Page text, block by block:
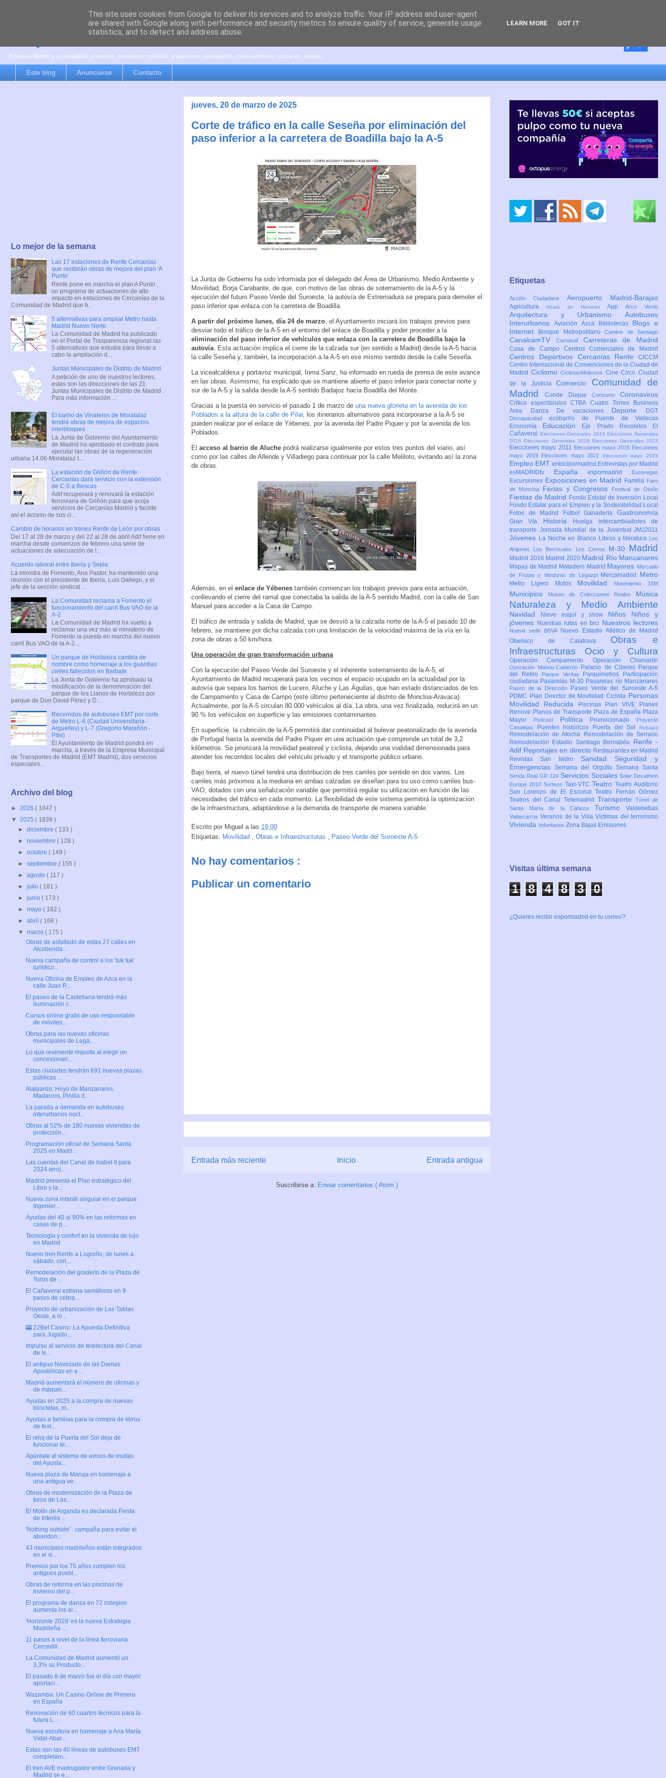
es por madrid
El blog de Madrid y su actualidad, proyectos, transporte, movilidad, arquitectura, participación, medio ambiente, educación, empleo, ...
Este blog Anunciarse Contacto
jueves, 20 de marzo de 2025
Corte de tráfico en la calle Seseña por eliminación del
paso inferior a la carretera de Boadilla bajo la A-5
La Junta de Gobierno ha sido informada por el delegado del Área de Urbanismo, Medio Ambiente y
Movilidad, Borja Carabante, de que, con motivo de las obras de soterramiento de la A-5 y la
ejecución del futuro Paseo Verde del Suroeste, la autovía de Extremadura se prepara para demoler el
paso inferior que enlaza con la carretera de Boadilla.
A partir del próximo lunes, día 24 de marzo , el Ayuntamiento iniciará los trabajos previos para
desviar todo el tráfico de la A-5 en el entorno del enlace de Boadilla y poder proceder a la
eliminación del paso inferior de vehículos que enlaza con la carretera de Boadilla bajo la
autovía . Esta actuación implica el cierre de la calzada sur (en sentido a Madrid) desde la A-5 hacia
la calle Seseña y, también, la incorporación a la A-5 en ese mismo sentido desde la calle Seseña.
La vicealcaldesa y portavoz municipal, Inma Sanz, ha informado en rueda de prensa de este avance
en las obras. Asimismo, ha explicado que se mantiene abierto el paso inferior para conectar norte y
sur de la A-5 y la salida desde la A-5 sentido Badajoz hacia Boadilla del Monte.
Gracias a la puesta en servicio el pasado 1 de marzo de una nueva glorieta en la avenida de los
Poblados a la altura de la calle de Pilar, los itinerarios alternativos para incorporarse a la A-5 se
pueden realizar por el enlace de Yébenes, por la avenida del Padre Piquer y por la avenida de los
Poblados.
El acceso al barrio de Aluche podrá realizarse igualmente por estos tres puntos del viario, así
como por las calles de Allende y Villadiego para continuar por la calle Meliloto, evitando así la zona
de obras.
Además, en el enlace de Yébenes también comienzan los trabajos previos para esta actuación,
conllevando el cierre del ramal que conectaba la salida de la A-5 sentido Madrid, con la calle de San
Manuel para acceder a la Casa de Campo.
El tráfico de entrada y salida de Madrid, que se desvió a la calzada norte de la A-5 el pasado 10 de
febrero, se mantiene por dicha calzada con una limitación de la velocidad máxima de la vía en la
zona de obras a 50 km/hora.
Una operación de gran transformación urbana
Con la ejecución del Paseo Verde del Suroeste y el inherente soterramiento de la A-5, el
Ayuntamiento de Madrid recuperará para los vecinos el espacio ocupado en la actualidad por la
autovía que separa los barrios de Lucero, Aluche y Las Águilas, que han estado distanciados de los
de Campamento y Casa de Campo (este último perteneciente al distrito de Moncloa-Aravaca).
Actualmente, por la A-5 circulan 80.000 vehículos al día. La obra, una vez finalizada, reducirá en un
90 % los vehículos en superficie y las emisiones contaminantes.
En superficie, la cubrición de la A-5 permitirá dar continuidad al bulevar peatonalizado de la avenida
de Portugal hasta la avenida del Padre Piquer en una actuación que comprende un total de 3,2
kilómetros. Se priorizará la movilidad peatonal y ciclista, dejando una vialidad dimensionada para
atender los recorridos locales del vehículo privado y el transporte público urbano.
Bajo tierra, el nuevo túnel tendrá una distribución de tres carriles por sentido en dos vanos. Los
carriles más próximos a la mediana en ambas calzadas se diseñan para su uso como carriles bus-
VAO, dotados con una señalización variable que permitirá regular su utilización en función de las
necesidades del tráfico en cada momento. La flexibilidad de este sistema permitirá la optimización
de la infraestructura, adaptándose a la demanda de transporte de manera variable.
Escrito por Miguel a las 19:00
Etiquetas: Movilidad , Obras e Infraestructuras , Paseo Verde del Suroeste A-5
No hay comentarios :
Publicar un comentario
Entrada más reciente Entrada antigua
Inicio
Suscribirse a: Enviar comentarios ( Atom )
Lo mejor de la semana
Las 17 estaciones de Renfe Cercanías
que recibirán obras de mejora del plan 'A
Punto'
Renfe pone en marcha el plan A Punto ,
un programa de actuaciones de alto
impacto en estaciones de Cercanías de la
Comunidad de Madrid que b...
5 alternativas para ampliar Metro hasta
Madrid Nuevo Norte
La Comunidad de Madrid ha publicado
en el Portal de Trasparencia regional las
5 alternativas que estudia para llevar a
cabo la ampliación d...
Juntas Municipales de Distrito de Madrid
A petición de uno de nuestros lectores,
estas son las direcciones de las 21
Juntas Municipales de Distrito de Madrid .
Para más información ...
El barrio de Vinateros de Moratalaz
tendrá obras de mejora de espacios
interbloques
La Junta de Gobierno del Ayuntamiento
de Madrid ha aprobado el contrato para
ejecutar las obras de la regeneración
urbana 14.06-Moratalaz I...
La estación de Griñón de Renfe
Cercanías dará servicio con la extensión
de C-5 a Illescas
Adif recuperará y renovará la estación
ferroviaria de Griñón para que acoja
servicios de Cercanías Madrid y facilite
así el acceso de sus ci...
Cambio de horarios en trenes Renfe de León por obras
Del 17 al 28 de marzo y del 22 al 28 de abril Adif tiene en
marcha desde comienzos de febrero una serie de
actuaciones de adecuación de l...
Acuerdo laboral entre Iberia y Sepla
La ministra de Fomento, Ana Pastor, ha mantenido una
reunión con el presidente de Iberia, Luis Gallego, y el
jefe de la sección sindical ...
La Comunidad reclama a Fomento el
funcionamiento del carril Bus VAO de la
A-2
La Comunidad de Madrid ha vuelto a
reclamar una vez más al ministerio de
Fomento la puesta en marcha del nuevo
carril Bus VAO de la A-2...
Un parque de Hortaleza cambia de
nombre como homenaje a los guardias
civiles fallecidos en Barbate
La Junta de Gobierno ha aprobado la
modificación de la denominación del
parque de los Llanos de Hortaleza por
parque de Don David Pérez y D...
Recorridos de autobuses EMT por corte
de Metro L-6 (Ciudad Universitaria -
Argüelles) y L-7 (Gregorio Marañón -
Pitis)
El Ayuntamiento de Madrid pondrá en
marcha, a través de la Empresa Municipal
de Transportes de Madrid (EMT Madrid), dos servicios
especiales...
Archivo del blog
► 2026 ( 1047 )
▼ 2025 ( 1839 )
►diciembre( 133 )
►noviembre( 128 )
►octubre( 149 )
►septiembre( 155 )
►agosto( 117 )
►julio( 181 )
►junio( 173 )
►mayo( 162 )
►abril( 168 )
▼marzo( 175 )
Obras de asfaltado de estas 27 calles en
Alcobenda...
Nueva campaña de control a los ‘tuk tuk’
turístico...
Nueva Oficina de Empleo de Azca en la
calle Juan R...
El paseo de la Castellana tendrá más
iluminación c...
Cursos online gratis de uso responsable
de móviles...
Obras para las nuevas oficinas
municipales de Lega...
Lo que realmente importa al elegir un
concesionari...
Estas ciudades tendrán 691 nuevas plazas
públicas ...
Alalpardo, Hoyo de Manzanares,
Madarcos, Pinilla d...
La parada a demanda en autobuses
interurbanos noct...
Obras al 52% de 180 nuevas viviendas de
protección...
Programación oficial de Semana Santa
2025 en Madri...
Las cuentas del Canal de Isabel II para
2024 arroj...
Madrid presenta el Plan estratégico del
Libro y la...
Nueva zona infantil singular en el parque
Ingenier...
Ayudas del 40 al 90% en las reformas en
casas de p...
Tecnología y confort en la vivienda de lujo
en Madrid
Nuevo tren Renfe a Logroño, de lunes a
sábado, con...
Remodelación del graderío de la Plaza de
Toros de ...
El Cañaveral estrena semáforos en 9
pasos de cebra...
Proyecto de urbanización de Las Tablas
Oeste, a lo...
🎰 22Bet Casino: La Apuesta Definitiva
para Jugado...
Impulso al servicio de telelectura del Canal
de Is...
El antiguo Noviciado de las Damas
Apostólicas en e...
Madrid aumentará el número de oficinas y
de máquin...
Ayudas en 2025 a la compra de nuevas
bicicletas, m...
Ayudas a familias para la compra de libros
de text...
El reloj de la Puerta del Sol deja de
funcionar te...
Apúntate al sistema de avisos de multas
del Ayunta...
Nueva plaza de Maruja en homenaje a
una antigua ve...
Obras de modernización de la Plaza de
toros de Las...
El Motín de Arganda es declarada Fiesta
de Interés...
'Nothing outside' : campaña para evitar el
abandon...
43 municipios madrileños están integrados
en el si...
Premios por los 75 años cumplen los
antiguos puebl...
Obras de reforma en las piscinas de
invierno del p...
El programa de danza en 72 colegios
aumenta los al...
'Horizonte 2028' es la nueva Estrategia
Madrileña ...
11 pasos a nivel de la línea ferroviaria
Cercedill...
La Comunidad de Madrid aumentó un
3,3% su Producto...
El pasado 8 de marzo fue el día con mayor
aportaci...
Wazamba: Un Casino Online de Primera
en España
Renovación de 60 cuartos técnicos para la
futura L...
Nueva escultura en homenaje a Ana María
Vidal-Abar...
Estas son las 40 líneas de autobuses EMT
completam...
El tren AVE madrugador entre Granada y
Madrid se e...
Etiquetas
Acción Ciudadana Aeropuerto Madrid-Barajas
Agricultura Alcalá de HenaresAppArco Verde
Arquitectura y Urbanismo Autobuses
Interurbanos Aviación Azca Bibliotecas Blogs e
Internet
Bosque MetropolitanoCamino de Santiago
CanalcamTV Carnaval Carreteras de Madrid
Casa de Campo Centros Comerciales de Madrid
Centros Deportivos Cercanías Renfe CICCM
Centro Internacional de Convenciones de la Ciudad de
Madrid CiclismoCiclistasMolestos CineCircoCiudad
de la JusticiaComercio Comunidad de
MadridConde Duque Consumo Coronavirus
Crítica espectáculosCTBA Cuatro Torres Business
Area
Danza De vacaciones Deporte DGT
Discapacidad ecobarrio de Puente de Vallecas
Economía Educación Eje Prado Recoletos
El
Cañaveral
Elecciones Generales 2015 Elecciones Generales
2016 Elecciones Generales 2019 Elecciones Generales 2023
Elecciones mayo 2011 Elecciones mayo 2015 Elecciones
mayo 2019
Elecciones mayo 2021 Elecciones mayo 2023
Empleo EMT enbicipormadrid Entrevistas por Madrid
esMADRIDtv Españaespormadrid Eurovegas
Excursiones Exposiciones en Madrid Familia Faro
de Moncloa
Ferias y Congresos Festival de Otoño
Fiestas de Madrid Fondo Estatal de Inversión Local
Fondo Estatal para el Empleo y la Sostenibilidad Local
Fotos de Madrid
FútbolGanaderíaGastronomía
Gran Vía Historia Huelga
Intercambiadores de
transporte Jornada Mundial de la Juventud JMJ2011
Jóvenes La Noche en Blanco Libros y literatura
Los
Ahijones
Los Berrocales Los Cerros M-30 Madrid
Madrid 2016 Madrid 2020 Madrid Río Manzanares
Mapas de Madrid Matadero Madrid Mayores Mercado
de Frutas y Verduras de Legazpi
Mercamadrid Metro
Metro Ligero Motos Movilidad Movimiento 15M
Municipios Museo de Colecciones Reales Música
Naturaleza y Medio Ambiente
Navidad Nieve esquí y snow Niños Niños y
jóvenes
Nuestras rutas en bici Nuestros lectores
Nueva sede BBVA
Nuevo Estadio Atlético de Madrid
Obelisco de Calatrava Obras e
Infraestructuras Ocio y Cultura
Operación Campamento Operación Chamartín
Operación Mahou-Calderón Palacio de Cibeles Parque
del Retiro
Parque Ventas Parquímetros
Participación
ciudadana Pasarelas M-30 Pasarelas río Manzanares
Paseo de la Dirección
Paseo Verde del Suroeste A-5
PDMC Plan Director de Movilidad Ciclista Personas
Movilidad Reducida
Piscinas Plan VIVE
Planes
Renove Planos de Transporte Plaza de España Plaza
Mayor
Podcast Política Promocionado
Proyecto
Canalejas
Puentes históricos Puerta del Sol Rebajas
Remodelación de Atocha
Remodelación de Serrano
Remodelación Estadio Santiago Bernabéu Renfe -
Adif Reportajes en directo Restaurantes en Madrid
Revistas San Isidro Sanidad Seguridad y
Emergencias Semana del Orgullo Semana Santa
Senda Real GR-124 Servicios SocialesSolar Decathlon
Europe 2010 Sorteos Taxi-VTC Teatro Teatro Auditorio
San Lorenzo de El EscorialTeatro Fernán Gómez
Teatros del Canal Telemadrid TransporteTúnel de
Santa María de la Cabeza Turismo Valdebebas
ValdecarrosVeranos de la VillaVíctimas del terrorismo
Vivienda Voluntarios Zona Bajas Emisiones
Visitas última semana
1 8 4 8 3 0
¿Quieres recibir espormadrid en tu correo?
This site uses cookies from Google to deliver its services and to analyze traffic. Your IP address and user-agent
are shared with Google along with performance and security metrics to ensure quality of service, generate usage
statistics, and to detect and address abuse.
LEARN MORE GOT IT